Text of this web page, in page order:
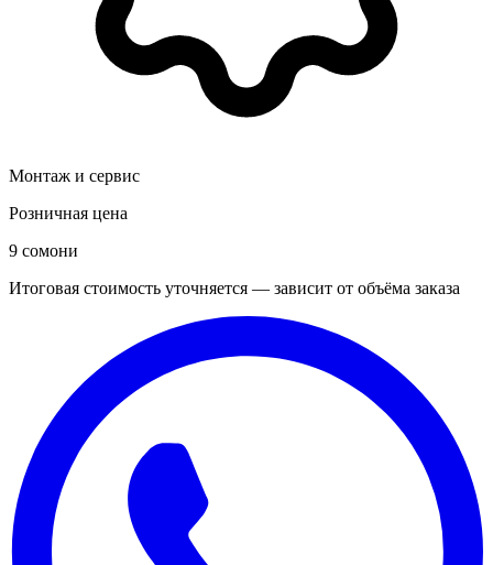
Монтаж и сервис
Розничная цена
9 сомони
Итоговая стоимость уточняется — зависит от объёма заказа